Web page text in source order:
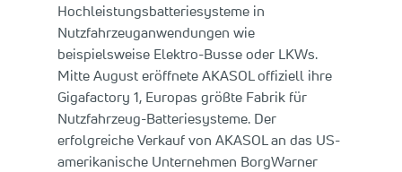
Hochleistungsbatteriesysteme in
Nutzfahrzeuganwendungen wie
beispielsweise Elektro-Busse oder LKWs.
Mitte August eröffnete AKASOL offiziell ihre
Gigafactory 1, Europas größte Fabrik für
Nutzfahrzeug-Batteriesysteme. Der
erfolgreiche Verkauf von AKASOL an das US-
amerikanische Unternehmen BorgWarner